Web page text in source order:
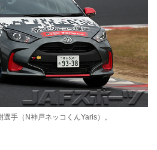
手（N神戸ネッコくんYaris）。